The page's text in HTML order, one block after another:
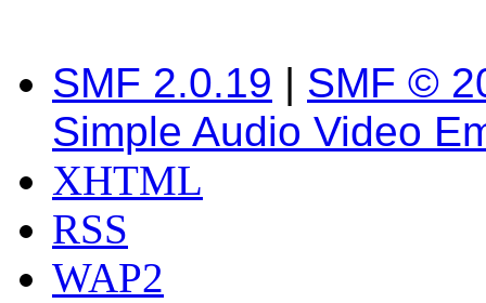
SMF 2.0.19 | SMF ©
Simple Audio Video
XHTML
RSS
WAP2